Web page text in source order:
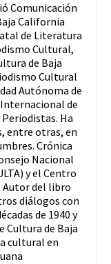
Comunicación
California
de Literatura
Cultural,
de Baja
Cultural
Autónoma de
Internacional de
Ha
entre otras, en
Crónica
Nacional
y el Centro
Autor del libro
diálogos con
de 1940 y
Cultura de Baja
cultural en